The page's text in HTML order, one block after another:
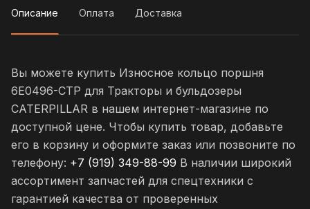
Описание Оплата Доставка
Вы можете купить Износное кольцо поршня
6E0496-CTP для Тракторы и бульдозеры
CATERPILLAR в нашем интернет-магазине по
доступной цене. Чтобы купить товар, добавьте
его в корзину и оформите заказ или позвоните по
телефону: +7 (919) 349-88-99 В наличии широкий
ассортимент запчастей для спецтехники с
гарантией качества от проверенных